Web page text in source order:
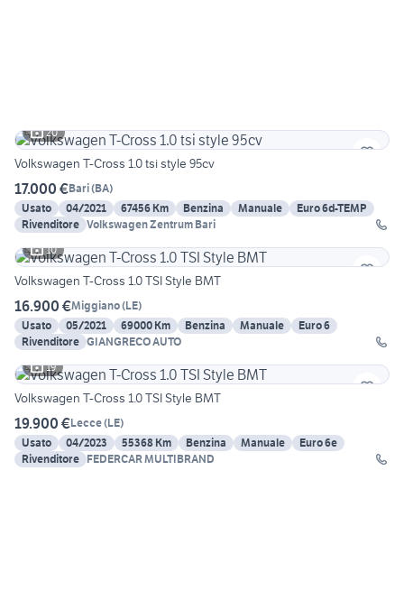
20
Volkswagen T-Cross 1.0 tsi style 95cv
17.000 €Bari(BA)
Usato
04/2021 67456 Km Benzina Manuale
Euro 6d-TEMP
Rivenditore Volkswagen Zentrum Bari
10
Volkswagen T-Cross 1.0 TSI Style BMT
16.900 €Miggiano(LE)
Usato
05/2021 69000 Km Benzina Manuale
Euro 6
Rivenditore GIANGRECO AUTO
19
Volkswagen T-Cross 1.0 TSI Style BMT
19.900 €Lecce(LE)
Usato
04/2023 55368 Km Benzina Manuale
Euro 6e
Rivenditore FEDERCAR MULTIBRAND